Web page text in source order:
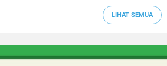
LIHAT SEMUA